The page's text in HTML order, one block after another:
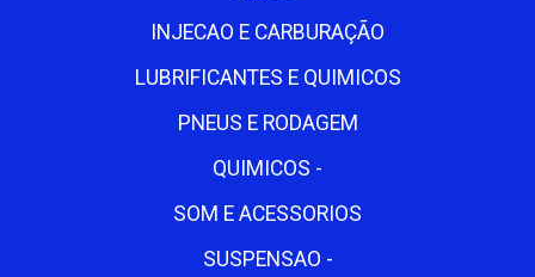
INJECAO E CARBURAÇÃO
LUBRIFICANTES E QUIMICOS
PNEUS E RODAGEM
QUIMICOS -
SOM E ACESSORIOS
SUSPENSAO -